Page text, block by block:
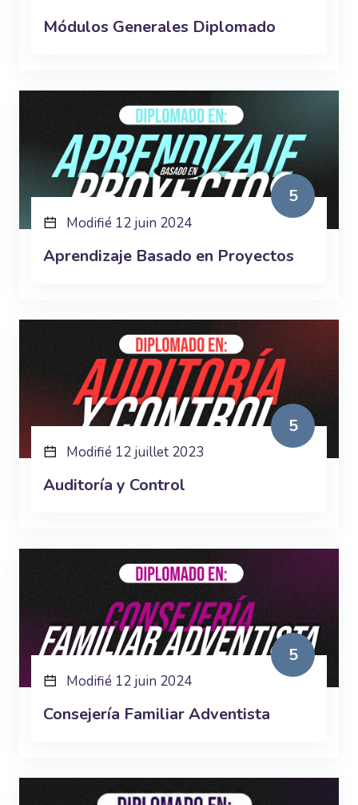
Módulos Generales Diplomado
Modifié 12 juin 2024
Aprendizaje Basado en Proyectos
5
Modifié 12 juillet 2023
Auditoría y Control
5
Modifié 12 juin 2024
Consejería Familiar Adventista
5